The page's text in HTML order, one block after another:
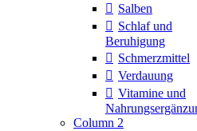
Salben
Schlaf und
Beruhigung
Schmerzmittel
Verdauung
Vitamine und
Column 2